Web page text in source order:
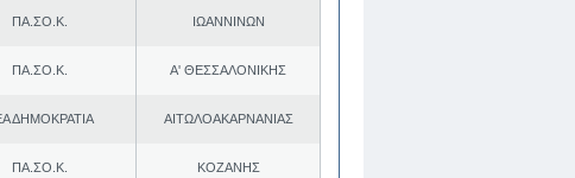
ΠΑ.ΣΟ.Κ. ΙΩΑΝΝΙΝΩΝ
ΠΑ.ΣΟ.Κ. Α' ΘΕΣΣΑΛΟΝΙΚΗΣ
ΔΗΜΟΚΡΑΤΙΑ ΑΙΤΩΛΟΑΚΑΡΝΑΝΙΑΣ
ΠΑ.ΣΟ.Κ. ΚΟΖΑΝΗΣ